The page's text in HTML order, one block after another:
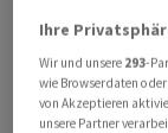
Damit ist die
unterbrochen.
zwischen den
in den Daten
Ihre
Wir und unsere 293-
wie Browserdaten
von Akzeptieren
unsere Partner